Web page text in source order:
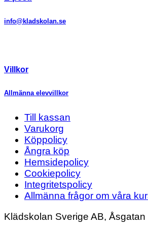
info@kladskolan.se
Villkor
Allmänna elevvillkor
Till kassan
Varukorg
Köppolicy
Ångra köp
Hemsidepolicy
Cookiepolicy
Integritetspolicy
Allmänna frågor om våra
Klädskolan Sverige AB,